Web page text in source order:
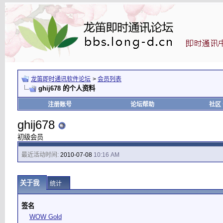
龙笛即时通讯软件论坛 > 会员列表
ghij678 的个人资料
注册账号 论坛帮助 社区
ghij678
初级会员
最近活动时间: 2010-07-08 10:16 AM
关于我 统计
签名
WOW Gold